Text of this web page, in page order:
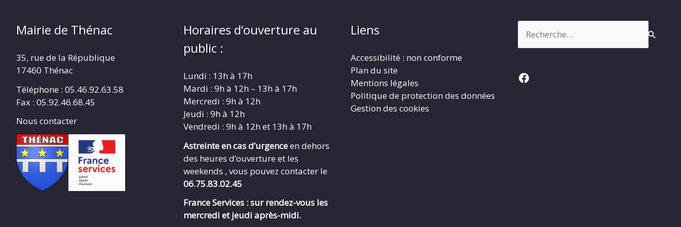
Mairie de Thénac
35, rue de la République
17460 Thénac
Téléphone : 05.46.92.63.58
Fax : 05.92.46.68.45
Nous contacter
Horaires d’ouverture au
public :
Lundi : 13h à 17h
Mardi : 9h à 12h – 13h à 17h
Mercredi : 9h à 12h
Jeudi : 9h à 12h
Vendredi : 9h à 12h et 13h à 17h
Astreinte en cas d’urgenceen dehors
des heures d’ouverture et les
weekends , vous pouvez contacter le
06.75.83.02.45
France Services : sur rendez-vous les
mercredi et jeudi après-midi.
Liens
Accessibilité : non conforme
Plan du site
Mentions légales
Politique de protection des données
Gestion des cookies
Facebook